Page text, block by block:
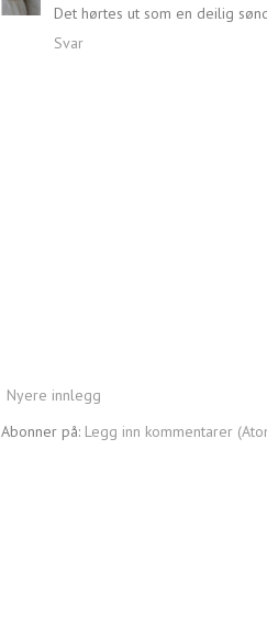
Det hørtes ut som en deilig
Svar
Nyere innlegg
Abonner på: Legg inn kommentarer